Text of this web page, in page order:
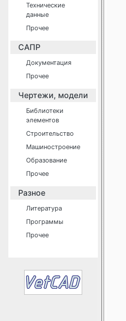
Технические
данные
Прочее
САПР
Документация
Прочее
Чертежи, модели
Библиотеки
элементов
Строительство
Машиностроение
Образование
Прочее
Разное
Литература
Программы
Прочее